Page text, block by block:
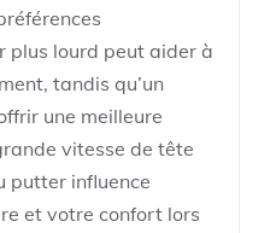
plus lourd peut aider à
tandis qu’un
une meilleure
vitesse de tête
putter influence
et votre confort lors